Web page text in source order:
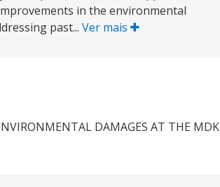
in the environmental
past... Ver mais
DAMAGES AT THE MDK